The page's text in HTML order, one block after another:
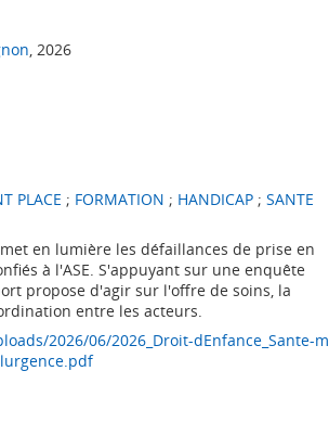
, 2026
PLACE ; FORMATION ; HANDICAP; SANTE
en lumière les défaillances de prise en
à l'ASE. S'appuyant sur une enquête
propose d'agir sur l'offre de soins, la
entre les acteurs.
2026/06/2026_Droit-dEnfance_Sante-m